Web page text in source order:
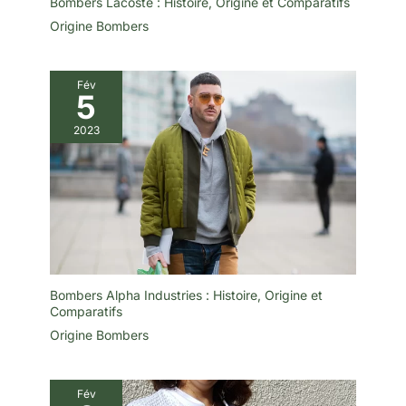
Origine Bombers
Fév
5
2023
Bombers Alpha Industries : Histoire, Origine et
Comparatifs
Origine Bombers
Fév